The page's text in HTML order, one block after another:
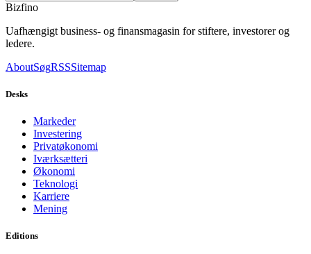
Bizfino
Uafhængigt business- og finansmagasin for stiftere, investorer og
ledere.
AboutSøgRSSSitemap
Desks
Markeder
Investering
Privatøkonomi
Iværksætteri
Økonomi
Teknologi
Karriere
Mening
Editions